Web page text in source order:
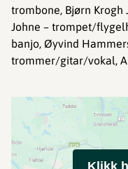
trombone, Bjørn Krogh
Johne – trompet/
banjo, Øyvind
trommer/gitar/vokal,
Klikk